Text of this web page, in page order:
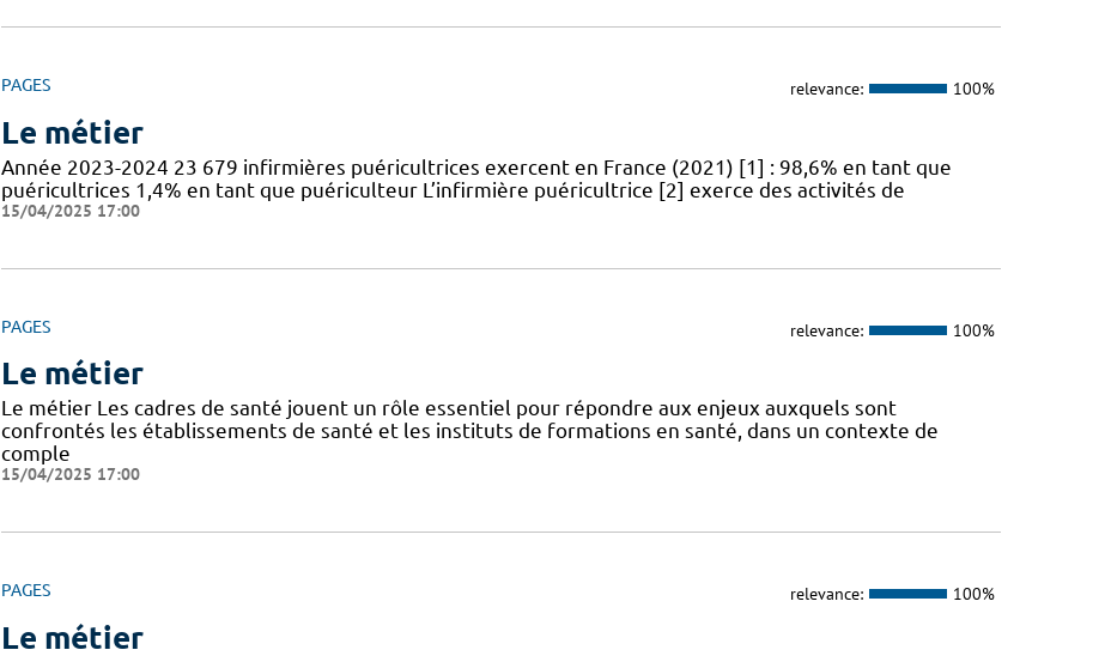
PAGES relevance: 100%
Le métier
Année 2023-2024 23 679 infirmières puéricultrices exercent en France (2021) [1] : 98,6% en tant que
puéricultrices 1,4% en tant que puériculteur L’infirmière puéricultrice [2] exerce des activités de
15/04/2025 17:00
PAGES relevance: 100%
Le métier
Le métier Les cadres de santé jouent un rôle essentiel pour répondre aux enjeux auxquels sont
confrontés les établissements de santé et les instituts de formations en santé, dans un contexte de
comple
15/04/2025 17:00
PAGES relevance: 100%
Le métier